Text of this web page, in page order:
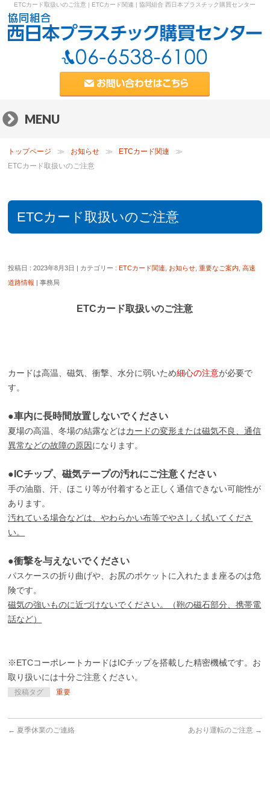
ETCカード取扱いのご注意 | ETCカード関連 | 協同組合 西日本プラスチック購買センター
MENU
トップページ お知らせ
ETCカード関連
ETCカード取扱いのご注意
ETCカード取扱いのご注意
投稿日 : 2023年8月3日 | カテゴリー :ETCカード関連 お知らせ ,重要なご案内 ,高速
道路情報 |事務局
ETCカード取扱いのご注意
カードは高温、磁気、衝撃、水分に弱いため細心の注意が必要で
す。
●車内に長時間放置しないでください
夏場の高温、冬場の結露などはカードの変形または磁気不良、通信
異常などの故障の原因になります。
●ICチップ、磁気テープの汚れにご注意ください
手の油脂、汗、ほこり等が付着すると正しく通信できない可能性が
あります。
汚れている場合などは、やわらかい布等でやさしく拭いてくださ
い。
●衝撃を与えないでください
パスケースの折り曲げや、お尻のポケットに入れたまま座るのは危
険です。
磁気の強いものに近づけないでください。（鞄の磁石部分、携帯電
話など）
※ETCコーポレートカードはICチップを搭載した精密機械です。お
取り扱いには十分ご注意ください。
投稿タグ 重要
← 夏季休業のご連絡 あおり運転のご注意 →